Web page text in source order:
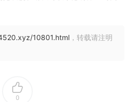
10801.html ，转载请注明
0